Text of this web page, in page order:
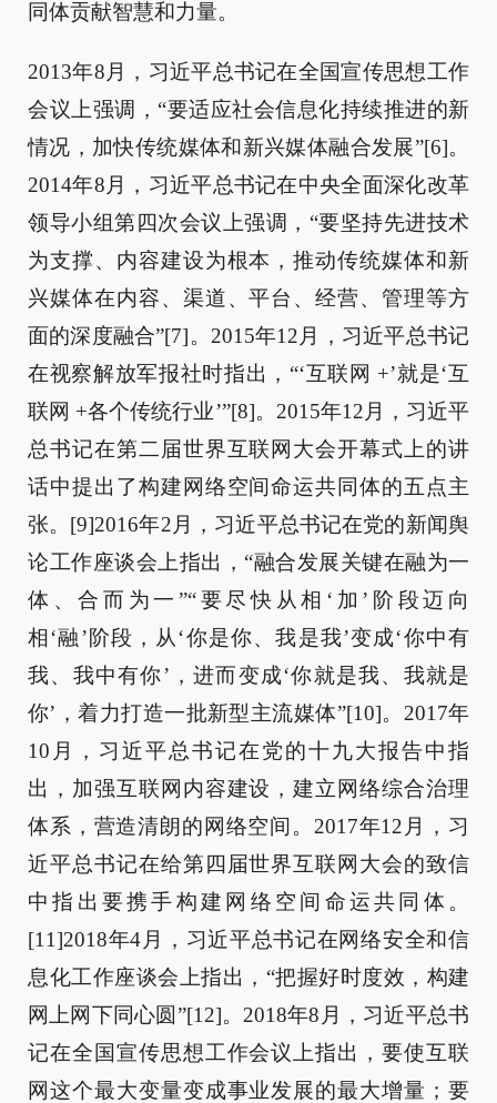
同体贡献智慧和力量。
2013年8月，习近平总书记在全国宣传思想工作
会议上强调，“要适应社会信息化持续推进的新
情况，加快传统媒体和新兴媒体融合发展”[6]。
2014年8月，习近平总书记在中央全面深化改革
领导小组第四次会议上强调，“要坚持先进技术
为支撑、内容建设为根本，推动传统媒体和新
兴媒体在内容、渠道、平台、经营、管理等方
面的深度融合”[7]。2015年12月，习近平总书记
在视察解放军报社时指出，“‘互联网 +’就是‘互
联网 +各个传统行业’”[8]。2015年12月，习近平
总书记在第二届世界互联网大会开幕式上的讲
话中提出了构建网络空间命运共同体的五点主
张。[9]2016年2月，习近平总书记在党的新闻舆
论工作座谈会上指出，“融合发展关键在融为一
体、合而为一”“要尽快从相‘加’阶段迈向
相‘融’阶段，从‘你是你、我是我’变成‘你中有
我、我中有你’，进而变成‘你就是我、我就是
你’，着力打造一批新型主流媒体”[10]。2017年
10月，习近平总书记在党的十九大报告中指
出，加强互联网内容建设，建立网络综合治理
体系，营造清朗的网络空间。2017年12月，习
近平总书记在给第四届世界互联网大会的致信
中指出要携手构建网络空间命运共同体。
[11]2018年4月，习近平总书记在网络安全和信
息化工作座谈会上指出，“把握好时度效，构建
网上网下同心圆”[12]。2018年8月，习近平总书
记在全国宣传思想工作会议上指出，要使互联
网这个最大变量变成事业发展的最大增量；要